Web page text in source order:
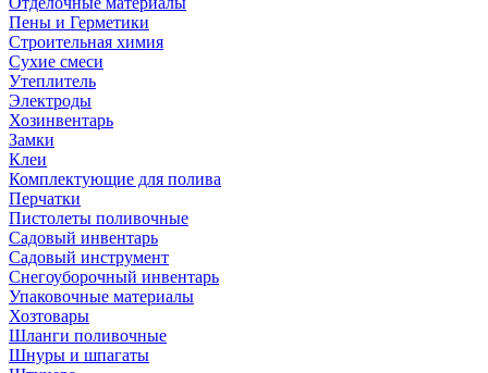
Пены и Герметики
Строительная химия
Сухие смеси
Утеплитель
Электроды
Хозинвентарь
Замки
Клеи
Комплектующие для полива
Перчатки
Пистолеты поливочные
Садовый инвентарь
Садовый инструмент
Снегоуборочный инвентарь
Упаковочные материалы
Хозтовары
Шланги поливочные
Шнуры и шпагаты